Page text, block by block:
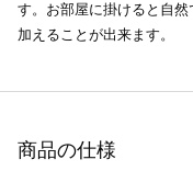
す。お部屋に掛けると自
加えることが出来ます。
商品の仕様